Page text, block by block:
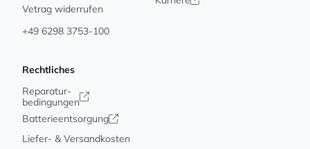
Vetrag widerrufen
+49 6298 3753-100
Rechtliches
Reparatur-
bedingungen
Batterieentsorgung
Liefer- & Versandkosten